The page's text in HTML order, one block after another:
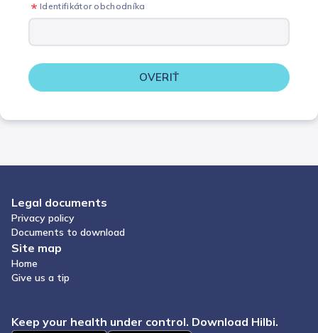
Identifikátor obchodníka
OVERIŤ
Legal documents
Privacy policy
Documents to download
Site map
Home
Give us a tip
Keep your health under control. Download Hilbi.